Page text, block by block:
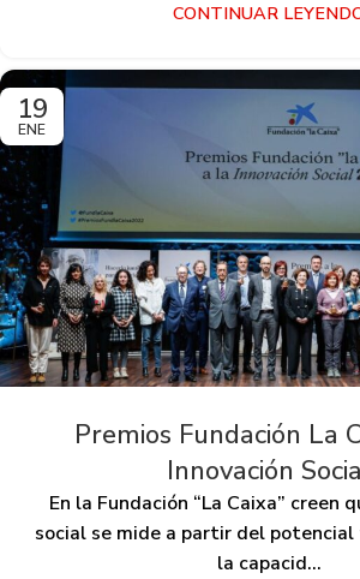
CONTINUAR
19
ENE
Premios Fundación La
Innovación
En la Fundación “La Caixa” creen
social se mide a partir del
la capacid...